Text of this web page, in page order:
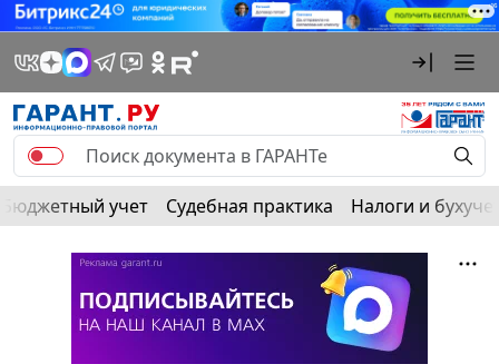
Бюджетный учет Судебная практика Налоги и